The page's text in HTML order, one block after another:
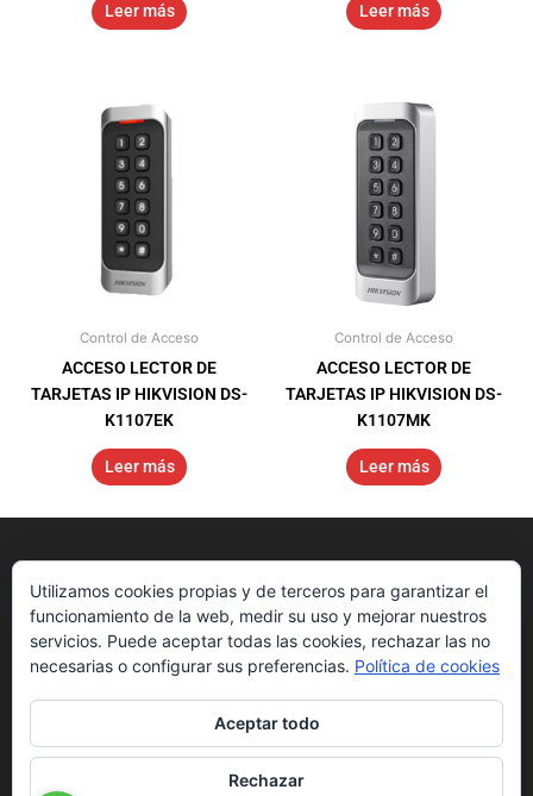
Leer más Leer más
Control de Acceso
ACCESO LECTOR DE
TARJETAS IP HIKVISION DS-
K1107EK
Leer más
Control de Acceso
ACCESO LECTOR DE
TARJETAS IP HIKVISION DS-
K1107MK
Leer más
Nosotros Get Started Downloads
Utilizamos cookies propias y de terceros para garantizar el
funcionamiento de la web, medir su uso y mejorar nuestros
servicios. Puede aceptar todas las cookies, rechazar las no
necesarias o configurar sus preferencias. Política de cookies
Aceptar todo
Rechazar